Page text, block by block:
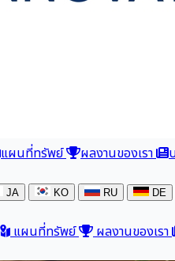
แผนที่ทรัพย์ ผลงานของเรา
JA KO RU DE
แผนที่ทรัพย์ ผลงานของเรา